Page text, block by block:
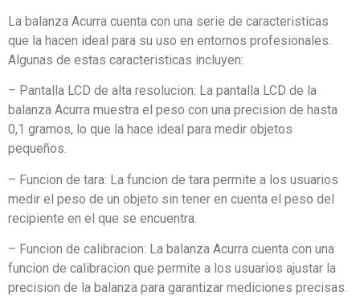
La balanza Acurra cuenta con una serie de caracteristicas
que la hacen ideal para su uso en entornos profesionales.
Algunas de estas caracteristicas incluyen:
– Pantalla LCD de alta resolucion: La pantalla LCD de la
balanza Acurra muestra el peso con una precision de hasta
0,1 gramos, lo que la hace ideal para medir objetos
pequeños.
– Funcion de tara: La funcion de tara permite a los usuarios
medir el peso de un objeto sin tener en cuenta el peso del
recipiente en el que se encuentra.
– Funcion de calibracion: La balanza Acurra cuenta con una
funcion de calibracion que permite a los usuarios ajustar la
precision de la balanza para garantizar mediciones precisas.